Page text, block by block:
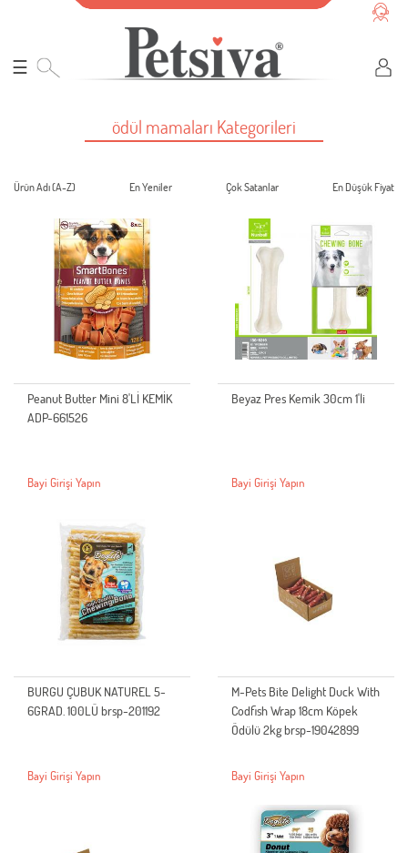
☰
ödül mamaları Kategorileri
Ürün Adı (A-Z) En Yeniler Çok Satanlar En Düşük Fiyat
Peanut Butter Mini 8'Lİ KEMİK
ADP-661526
Bayi Girişi Yapın
Beyaz Pres Kemik 30cm 1'li
Bayi Girişi Yapın
BURGU ÇUBUK NATUREL 5-
6GRAD. 100LÜ brsp-201192
Bayi Girişi Yapın
M-Pets Bite Delight Duck With
Codfish Wrap 18cm Köpek
Ödülü 2kg brsp-19042899
Bayi Girişi Yapın